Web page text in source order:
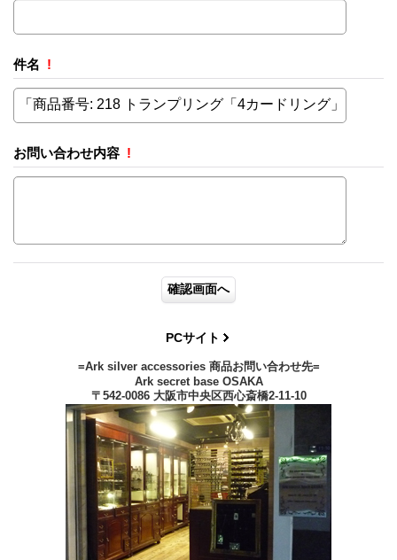
件名 !
お問い合わせ内容 !
PCサイト
=Ark silver accessories 商品お問い合わせ先=
Ark secret base OSAKA
〒542-0086 大阪市中央区西心斎橋2-11-10